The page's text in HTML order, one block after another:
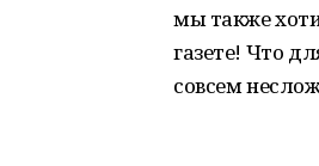
мы также
газете! Что
совсем